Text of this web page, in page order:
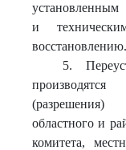
и
восстановлению.
5.
(разрешения)
областного и
комитета,